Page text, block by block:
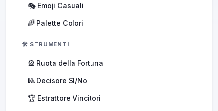
🎭 Emoji Casuali
🌈 Palette Colori
🛠️ STRUMENTI
🎡 Ruota della Fortuna
🎱 Decisore Sì/No
🏆 Estrattore Vincitori